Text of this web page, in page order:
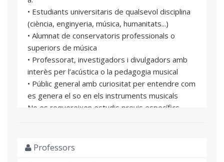
acústica i artesania musical per desenvolupar una
visió interdisciplinària sobre la creació
d’instruments de corda fregada.
• Estudiants universitaris de qualsevol disciplina
(ciència, enginyeria, música, humanitats...)
• Alumnat de conservatoris professionals o
superiors de música
• Professorat, investigadors i divulgadors amb
interès per l’acústica o la pedagogia musical
• Públic general amb curiositat per entendre com
es genera el so en els instruments musicals
No es requereixen estudis previs específics,
Professors